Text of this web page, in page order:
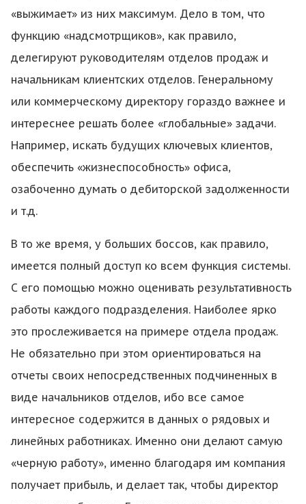
«выжимает» из них максимум. Дело в том, что
функцию «надсмотрщиков», как правило,
делегируют руководителям отделов продаж и
начальникам клиентских отделов. Генеральному
или коммерческому директору гораздо важнее и
интереснее решать более «глобальные» задачи.
Например, искать будущих ключевых клиентов,
обеспечить «жизнеспособность» офиса,
озабоченно думать о дебиторской задолженности
и т.д.
В то же время, у больших боссов, как правило,
имеется полный доступ ко всем функция системы.
С его помощью можно оценивать результативность
работы каждого подразделения. Наиболее ярко
это прослеживается на примере отдела продаж.
Не обязательно при этом ориентироваться на
отчеты своих непосредственных подчиненных в
виде начальников отделов, ибо все самое
интересное содержится в данных о рядовых и
линейных работниках. Именно они делают самую
«черную работу», именно благодаря им компания
получает прибыль, и делает так, чтобы директор